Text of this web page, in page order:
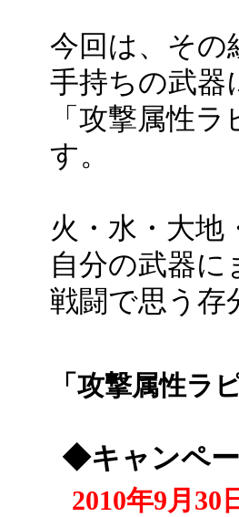
今回は、その
手持ちの武器
「攻撃属性
す。
火・水・大地
自分の武器に
戦闘で思う存
「攻撃属性ラ
◆キャンペ
2010年9月30